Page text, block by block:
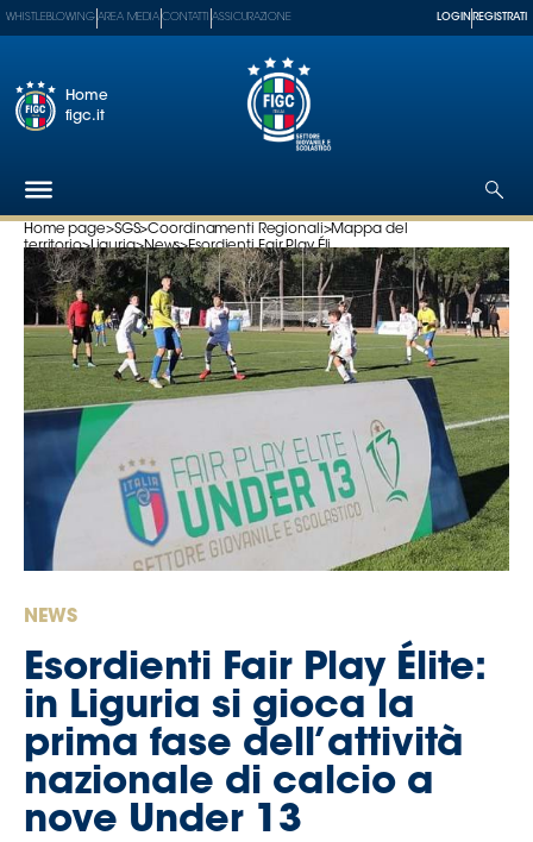
Federazione
Nazionali
Partner
Tecnici
SGS
Paralimpico
Women
Serie
Femminile
del
Calcio
Shop
I
partner
delle
WHISTLEBLOWING AREA MEDIA CONTATTI ASSICURAZIONE LOGIN REGISTRATI
Home
figc.it
Home page>SGS>Coordinamenti Regionali>Mappa del
territorio>Liguria>News>Esordienti Fair Play Éli...
NEWS
Esordienti Fair Play Élite:
in Liguria si gioca la
prima fase dell’attività
nazionale di calcio a
nove Under 13